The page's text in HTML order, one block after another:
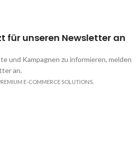
für unseren Newsletter an
und Kampagnen zu informieren, melden
an.
E-COMMERCE SOLUTIONS.